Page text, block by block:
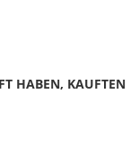
HABEN, KAUFTEN